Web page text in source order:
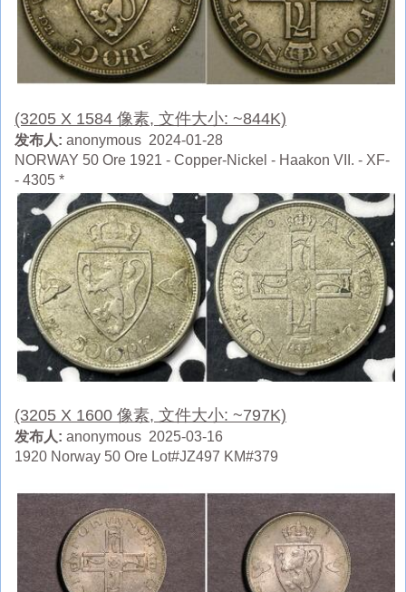
(3205 X 1584 像素, 文件大小: ~844K)
发布人: anonymous 2024-01-28
NORWAY 50 Ore 1921 - Copper-Nickel - Haakon VII. - XF-
- 4305 *
(3205 X 1600 像素, 文件大小: ~797K)
发布人: anonymous 2025-03-16
1920 Norway 50 Ore Lot#JZ497 KM#379